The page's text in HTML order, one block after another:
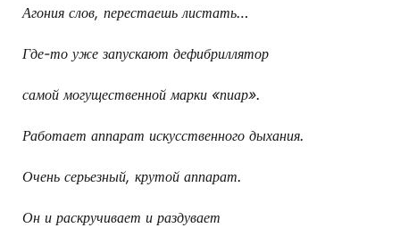
Агония слов, перестаешь листать…
Где-то уже запускают дефибриллятор
самой могущественной марки «пиар».
Работает аппарат искусственного дыхания.
Очень серьезный, крутой аппарат.
Он и раскручивает и раздувает